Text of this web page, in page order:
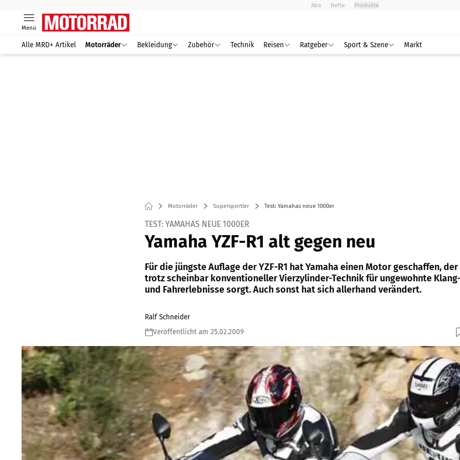
Abo Hefte Produkte
Menü
Alle MRD+ Artikel Motorräder Bekleidung Zubehör Technik Reisen Ratgeber Sport & Szene Markt
Motorräder Supersportler Test: Yamahas neue 1000er
TEST: YAMAHAS NEUE 1000ER
Yamaha YZF-R1 alt gegen neu
Für die jüngste Auflage der YZF-R1 hat Yamaha einen Motor geschaffen, der
trotz scheinbar konventioneller Vierzylinder-Technik für ungewohnte
und Fahrerlebnisse sorgt. Auch sonst hat sich allerhand verändert.
Ralf Schneider
Veröffentlicht am 25.02.2009